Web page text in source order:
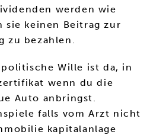
werden wie
sie keinen Beitrag zur
zu bezahlen.
Wille ist da, in
wenn du die
Auto anbringst.
falls vom Arzt nicht
kapitalanlage